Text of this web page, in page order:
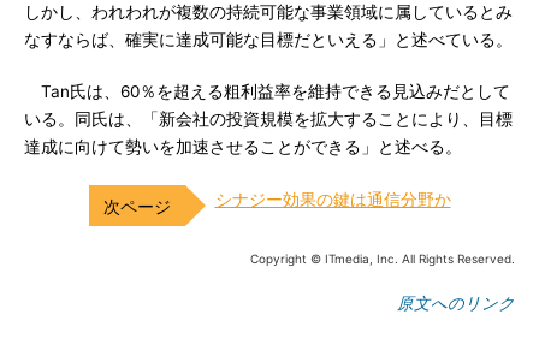
しかし、われわれが複数の持続可能な事業領域に属しているとみ
なすならば、確実に達成可能な目標だといえる」と述べている。
Tan氏は、60％を超える粗利益率を維持できる見込みだとして
いる。同氏は、「新会社の投資規模を拡大することにより、目標
達成に向けて勢いを加速させることができる」と述べる。
シナジー効果の鍵は通信分野か
Copyright © ITmedia, Inc. All Rights Reserved.
原文へのリンク